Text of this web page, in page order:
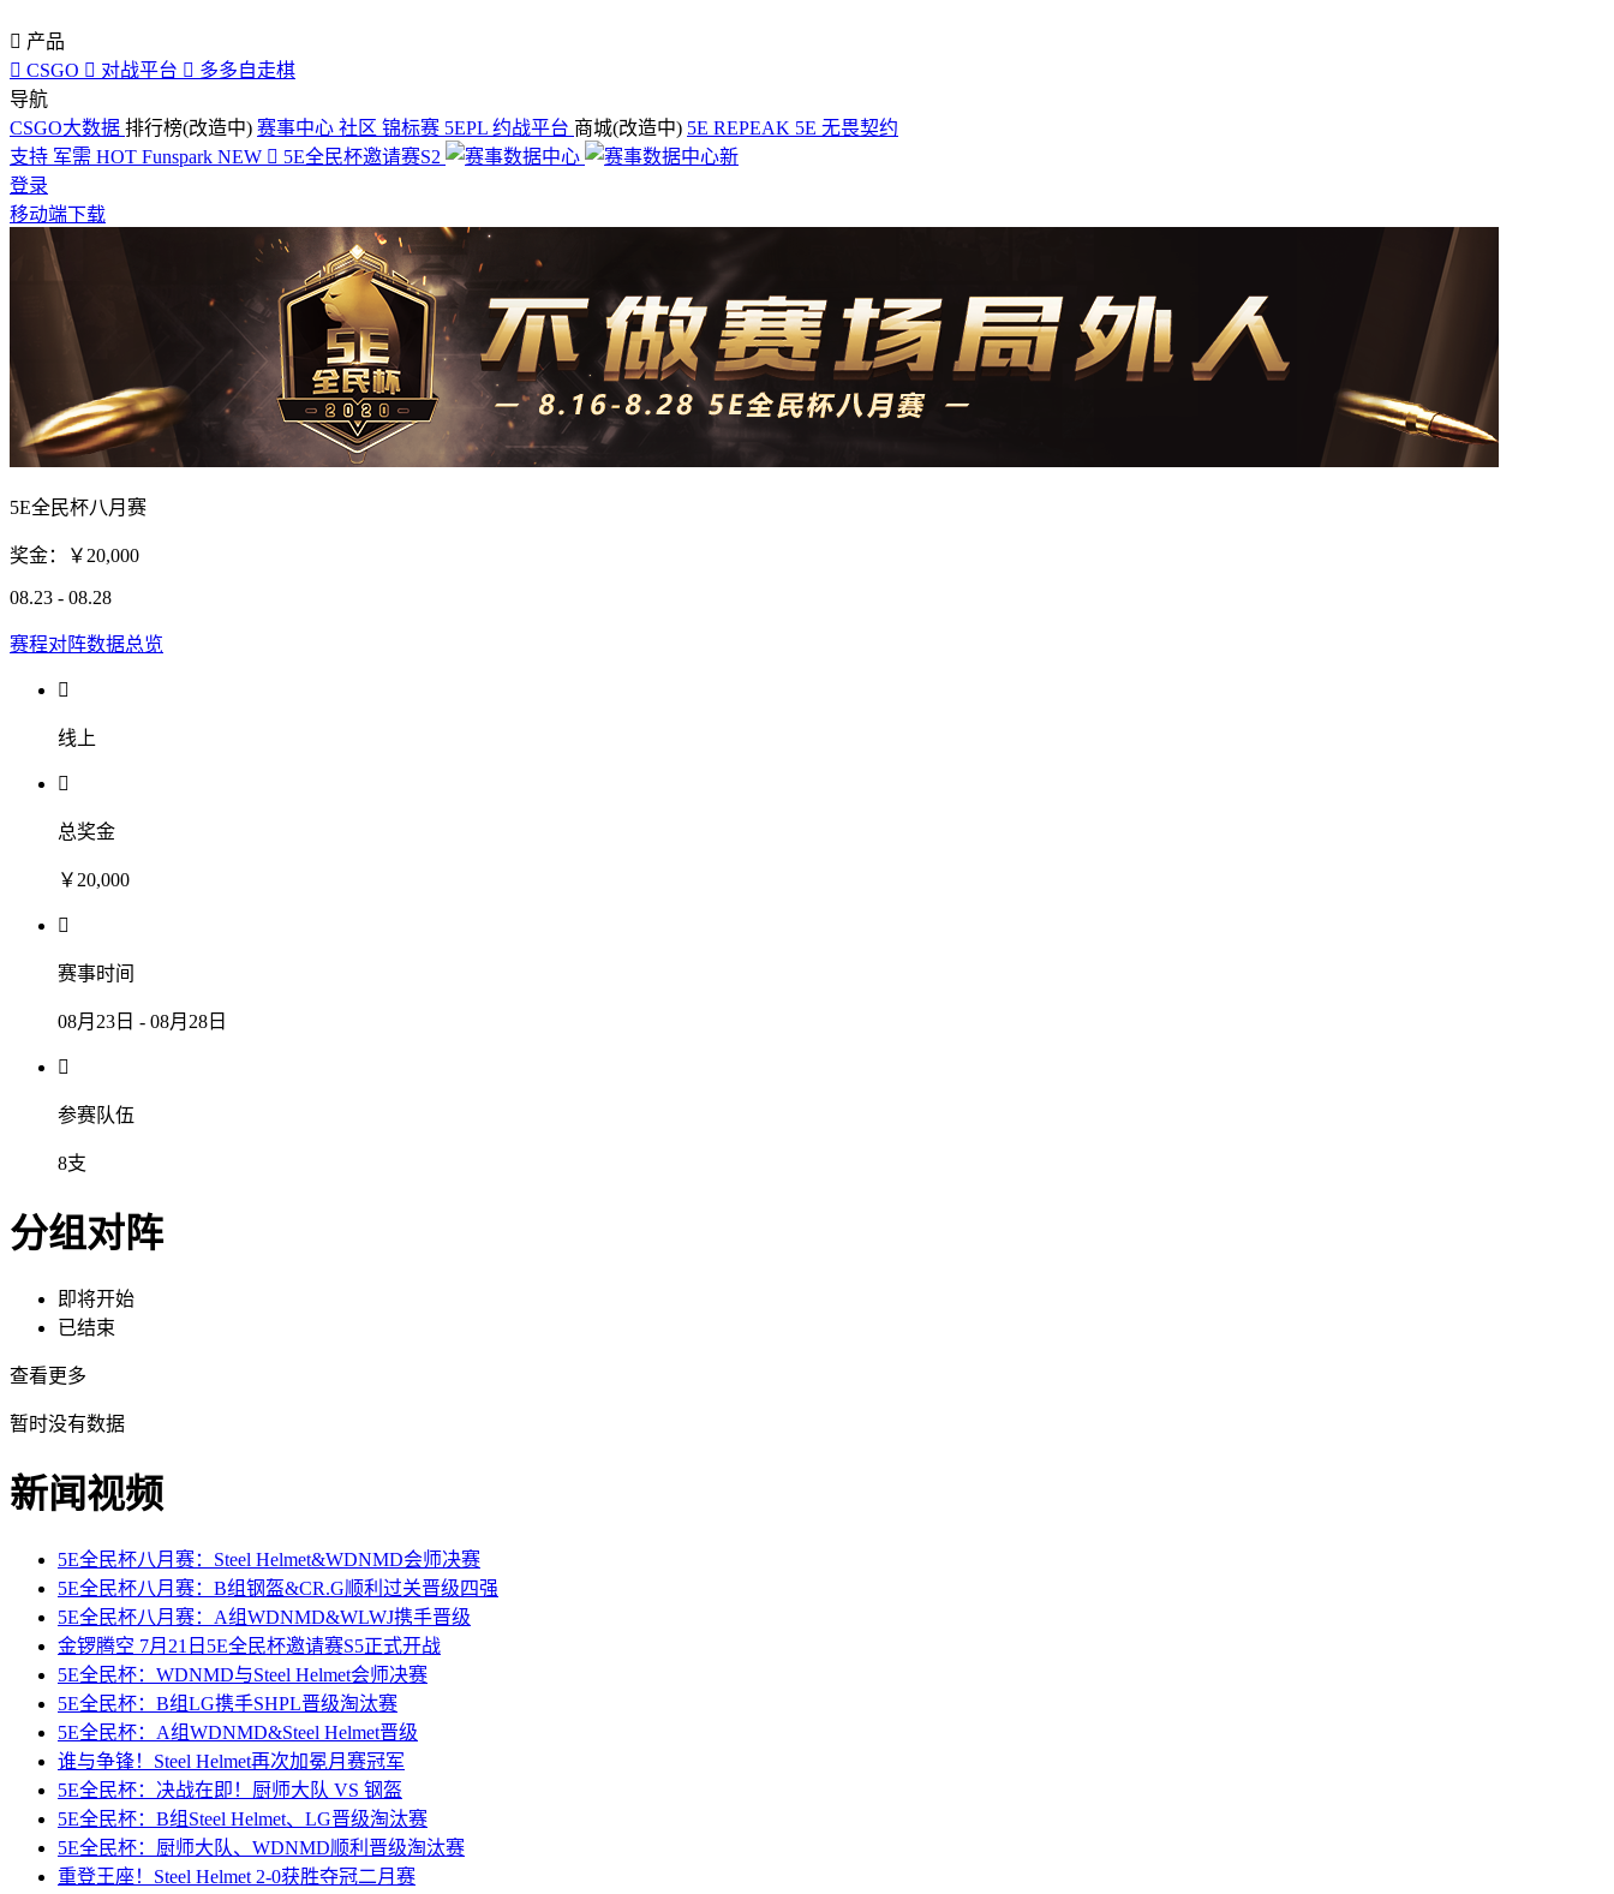
 产品
 CSGO  对战平台  多多自走棋
导航
CSGO大数据 排行榜(改造中) 赛事中心 社区 锦标赛 5EPL 约战平台 商城(改造中) 5E REPEAK 5E 无畏契约
支持 军需 HOT Funspark NEW  5E全民杯邀请赛S2
登录
移动端下载
5E全民杯八月赛
奖金：￥20,000
08.23 - 08.28
赛程对阵数据总览

线上

总奖金
￥20,000

赛事时间
08月23日 - 08月28日

参赛队伍
8支
分组对阵
即将开始
已结束
查看更多
暂时没有数据
新闻视频
5E全民杯八月赛：Steel Helmet&WDNMD会师决赛
5E全民杯八月赛：B组钢盔&CR.G顺利过关晋级四强
5E全民杯八月赛：A组WDNMD&WLWJ携手晋级
金锣腾空 7月21日5E全民杯邀请赛S5正式开战
5E全民杯：WDNMD与Steel Helmet会师决赛
5E全民杯：B组LG携手SHPL晋级淘汰赛
5E全民杯：A组WDNMD&Steel Helmet晋级
谁与争锋！Steel Helmet再次加冕月赛冠军
5E全民杯：决战在即！厨师大队 VS 钢盔
5E全民杯：B组Steel Helmet、LG晋级淘汰赛
5E全民杯：厨师大队、WDNMD顺利晋级淘汰赛
重登王座！Steel Helmet 2-0获胜夺冠二月赛